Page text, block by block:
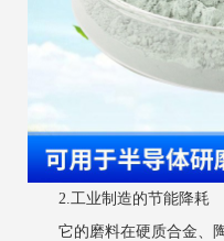
2.工业制造的节能降耗
它的磨料在硬质合金、陶